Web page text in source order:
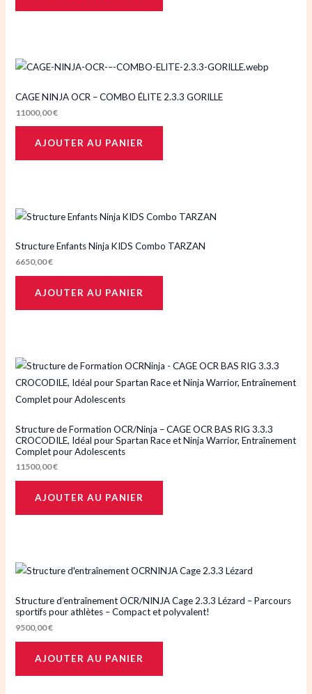
CAGE NINJA OCR – COMBO ÉLITE 2.3.3 GORILLE
11000,00€
AJOUTER AU PANIER
Structure Enfants Ninja KIDS Combo TARZAN
6650,00€
AJOUTER AU PANIER
Structure de Formation OCR/Ninja – CAGE OCR BAS RIG 3.3.3
CROCODILE, Idéal pour Spartan Race et Ninja Warrior, Entraînement
Complet pour Adolescents
11500,00€
AJOUTER AU PANIER
Structure d’entraînement OCR/NINJA Cage 2.3.3 Lézard – Parcours
sportifs pour athlètes – Compact et polyvalent!
9500,00€
AJOUTER AU PANIER